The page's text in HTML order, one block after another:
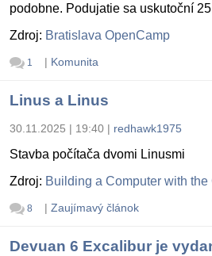
podobne. Podujatie sa uskutoční
Zdroj: Bratislava OpenCamp
1 | Komunita
Linus a Linus
30.11.2025 | 19:40 | redhawk1975
Stavba počítača dvomi Linusmi
Zdroj: Building a Computer with
8 | Zaujímavý článok
Devuan 6 Excalibur je